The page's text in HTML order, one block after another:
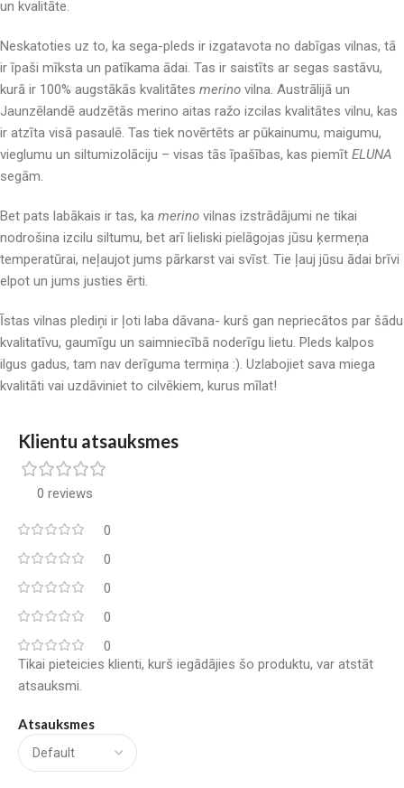
un kvalitāte.
Neskatoties uz to, ka sega-pleds ir izgatavota no dabīgas vilnas, tā
ir īpaši mīksta un patīkama ādai. Tas ir saistīts ar segas sastāvu,
kurā ir 100% augstākās kvalitātes merino vilna. Austrālijā un
Jaunzēlandē audzētās merino aitas ražo izcilas kvalitātes vilnu, kas
ir atzīta visā pasaulē. Tas tiek novērtēts ar pūkainumu, maigumu,
vieglumu un siltumizolāciju – visas tās īpašības, kas piemīt ELUNA
segām.
Bet pats labākais ir tas, ka merino vilnas izstrādājumi ne tikai
nodrošina izcilu siltumu, bet arī lieliski pielāgojas jūsu ķermeņa
temperatūrai, neļaujot jums pārkarst vai svīst. Tie ļauj jūsu ādai brīvi
elpot un jums justies ērti.
Īstas vilnas plediņi ir ļoti laba dāvana- kurš gan nepriecātos par šādu
kvalitatīvu, gaumīgu un saimniecībā noderīgu lietu. Pleds kalpos
ilgus gadus, tam nav derīguma termiņa :). Uzlabojiet sava miega
kvalitāti vai uzdāviniet to cilvēkiem, kurus mīlat!
Klientu atsauksmes
0 reviews
0
0
0
0
0
Atsauksmes
Tikai pieteicies klienti, kurš iegādājies šo produktu, var atstāt
atsauksmi.